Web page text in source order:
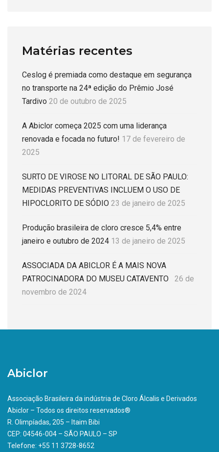
Matérias recentes
Ceslog é premiada como destaque em segurança
no transporte na 24ª edição do Prêmio José
Tardivo 20 de outubro de 2025
A Abiclor começa 2025 com uma liderança
renovada e focada no futuro! 17 de fevereiro de
2025
SURTO DE VIROSE NO LITORAL DE SÃO PAULO:
MEDIDAS PREVENTIVAS INCLUEM O USO DE
HIPOCLORITO DE SÓDIO 23 de janeiro de 2025
Produção brasileira de cloro cresce 5,4% entre
janeiro e outubro de 2024 13 de janeiro de 2025
ASSOCIADA DA ABICLOR É A MAIS NOVA
PATROCINADORA DO MUSEU CATAVENTO
26 de
novembro de 2024
Abiclor
Associação Brasileira da indústria de Cloro Álcalis e Derivados
Abiclor – Todos os direitos reservados®
R. Olimpíadas, 205 – Itaim Bibi
CEP: 04546-004 – SÃO PAULO – SP
Telefone: +55 11 3728-8652